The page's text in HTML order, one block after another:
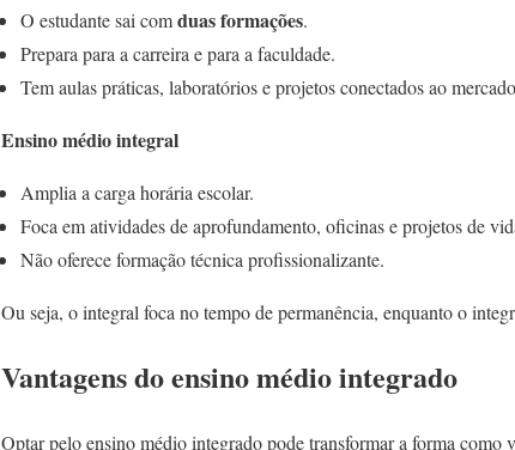
O estudante sai comduas formações.
Prepara para a carreira e para a faculdade.
Tem aulas práticas, laboratórios e projetos conectados ao
Ensino médio integral
Amplia a carga horária escolar.
Foca em atividades de aprofundamento, oficinas e projetos de
Não oferece formação técnica profissionalizante.
Ou seja, o integral foca no tempo de permanência, enquanto o
Vantagens do ensino médio integrado
Optar pelo ensino médio integrado pode transformar a forma como